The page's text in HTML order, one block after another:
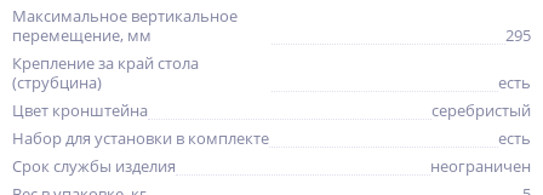
Максимальное вертикальное
перемещение, мм
295
Крепление за край стола
(струбцина)
есть
Цвет кронштейна
серебристый
Набор для установки в комплекте
есть
Срок службы изделия
неограничен